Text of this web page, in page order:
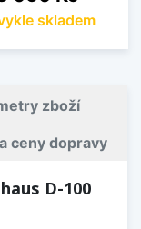
skladem
zboží
ceny dopravy
D-100